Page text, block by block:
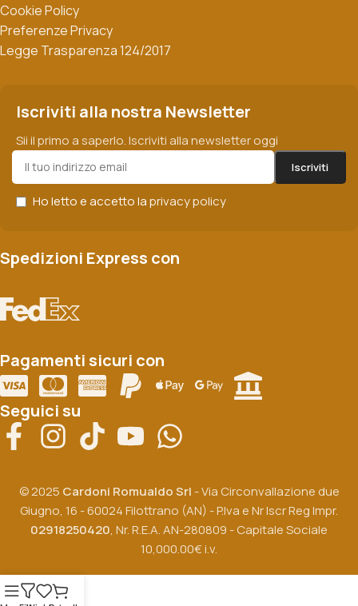
Cookie Policy
Preferenze Privacy
Legge Trasparenza 124/2017
Iscriviti alla nostra Newsletter
Sii il primo a saperlo. Iscriviti alla newsletter oggi
Ho letto e accetto laprivacy policy
Spedizioni Express con
Pagamenti sicuri con
Seguici su
© 2025 Cardoni Romualdo Srl - Via Circonvallazione due
Giugno, 16 - 60024 Filottrano (AN) - P.Iva e Nr Iscr Reg Impr.
02918250420, Nr. R.E.A. AN-280809 - Capitale Sociale
10,000.00€ i.v.